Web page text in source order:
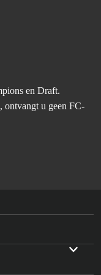
en Draft.
ontvangt u geen FC-